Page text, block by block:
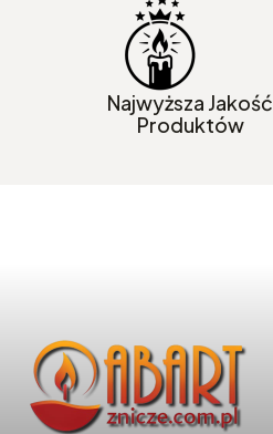
Najwyższa Jakość
Produktów